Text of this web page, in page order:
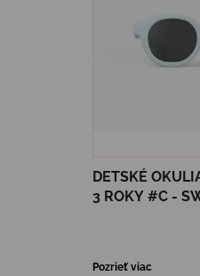
DETSKÉ
3 ROKY #C -
Pozrieť viac